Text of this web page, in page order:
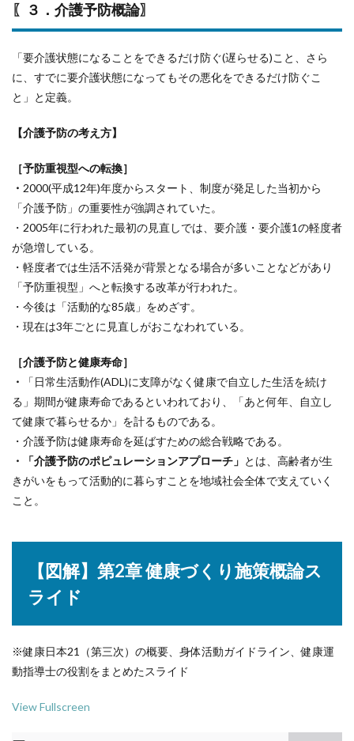
〖３．介護予防概論〗
「要介護状態になることをできるだけ防ぐ(遅らせる)こと、さら
に、すでに要介護状態になってもその悪化をできるだけ防ぐこ
と」と定義。
【介護予防の考え方】
［予防重視型への転換］
・ 2000(平成12年)年度からスタート、制度が発足した当初から
「介護予防」の重要性が強調されていた。
・2005年に行われた最初の見直しでは、要介護・要介護1の軽度者
が急増している。
・軽度者では生活不活発が背景となる場合が多いことなどがあり
「予防重視型」へと転換する改革が行われた。
・今後は「活動的な85歳」をめざす。
・現在は3年ごとに見直しがおこなわれている。
［介護予防と健康寿命］
・
「日常生活動作(ADL)に支障がなく健康で自立した生活を続け
る」期間が健康寿命であるといわれており、「あと何年、自立し
て健康で暮らせるか」を計るものである。
・介護予防は健康寿命を延ばすための総合戦略である。
・「介護予防のポピュレーションアプローチ」 とは、高齢者が生
きがいをもって活動的に暮らすことを地域社会全体で支えていく
こと。
【図解】第2章 健康づくり施策概論ス
ライド
※健康日本21（第三次）の概要、身体活動ガイドライン、健康運
動指導士の役割をまとめたスライド
View Fullscreen